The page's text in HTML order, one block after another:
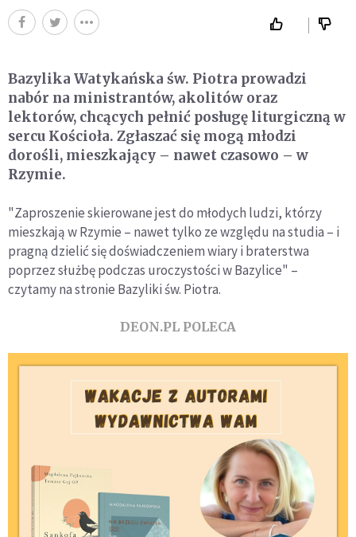
Bazylika Watykańska św. Piotra prowadzi
nabór na ministrantów, akolitów oraz
lektorów, chcących pełnić posługę liturgiczną w
sercu Kościoła. Zgłaszać się mogą młodzi
dorośli, mieszkający – nawet czasowo – w
Rzymie.
"Zaproszenie skierowane jest do młodych ludzi, którzy
mieszkają w Rzymie – nawet tylko ze względu na studia – i
pragną dzielić się doświadczeniem wiary i braterstwa
poprzez służbę podczas uroczystości w Bazylice" –
czytamy na stronie Bazyliki św. Piotra.
DEON.PL POLECA